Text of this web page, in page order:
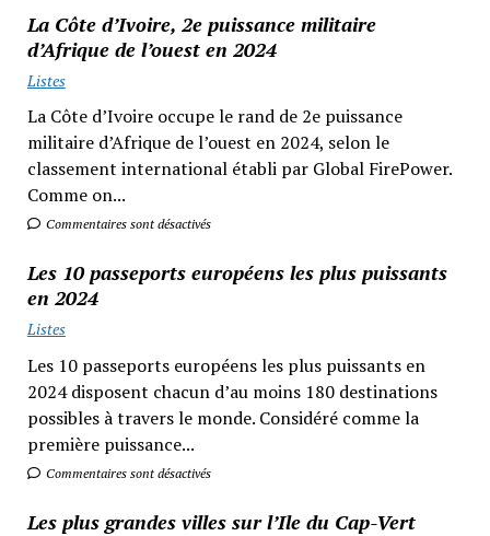
La Côte d’Ivoire, 2e puissance militaire
d’Afrique de l’ouest en 2024
Listes
La Côte d’Ivoire occupe le rand de 2e puissance
militaire d’Afrique de l’ouest en 2024, selon le
classement international établi par Global FirePower.
Comme on...
Commentaires sont désactivés
Les 10 passeports européens les plus puissants
en 2024
Listes
Les 10 passeports européens les plus puissants en
2024 disposent chacun d’au moins 180 destinations
possibles à travers le monde. Considéré comme la
première puissance...
Commentaires sont désactivés
Les plus grandes villes sur l’Ile du Cap-Vert